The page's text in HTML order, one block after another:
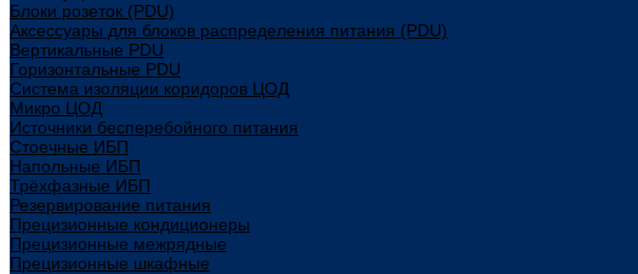
Блоки розеток (PDU)
Аксессуары для блоков распределения питания (PDU)
Вертикальные PDU
Горизонтальные PDU
Система изоляции коридоров ЦОД
Микро ЦОД
Источники бесперебойного питания
Стоечные ИБП
Напольные ИБП
Трёхфазные ИБП
Резервирование питания
Прецизионные кондиционеры
Прецизионные межрядные
Прецизионные шкафные